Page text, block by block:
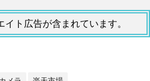
ト広告が含まれています。